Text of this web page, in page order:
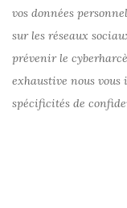
vos données
sur les réseaux
prévenir le
exhaustive nous
spécificités de